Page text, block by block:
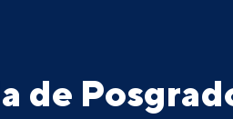
de